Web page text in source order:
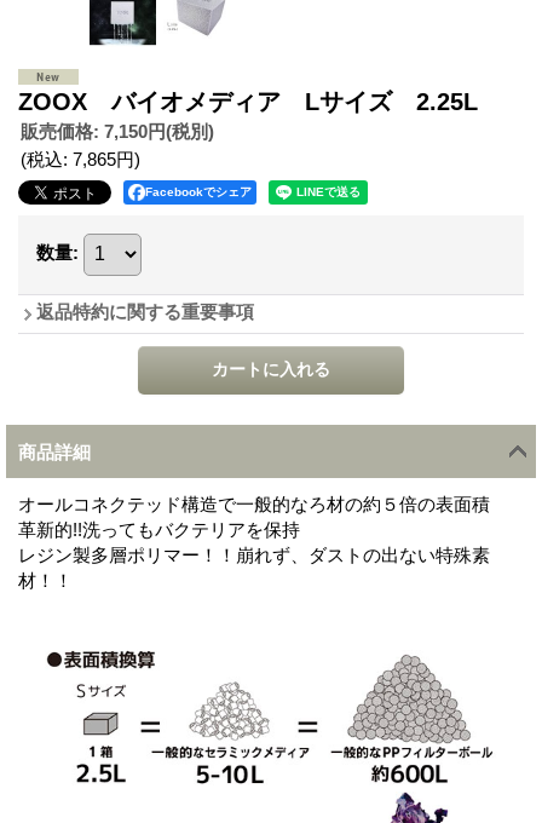
ZOOX バイオメディア Lサイズ 2.25L
販売価格: 7,150円(税別)
(税込: 7,865円)
Facebookでシェア
数量:
返品特約に関する重要事項
商品詳細
オールコネクテッド構造で一般的なろ材の約５倍の表面積
革新的!!洗ってもバクテリアを保持
レジン製多層ポリマー！！崩れず、ダストの出ない特殊素
材！！